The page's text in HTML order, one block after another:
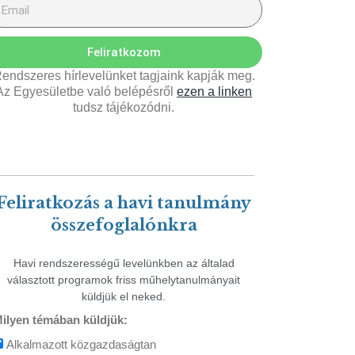
Feliratkozom
hírlevelünket tagjaink kapják meg.
Egyesületbe való belépésről ezen a linken
tudsz tájékozódni.
a havi tanulmány
összefoglalónkra
Havi rendszerességű levelünkben az általad
választott programok friss műhelytanulmányait
küldjük el neked.
témában küldjük:
Alkalmazott közgazdaságtan